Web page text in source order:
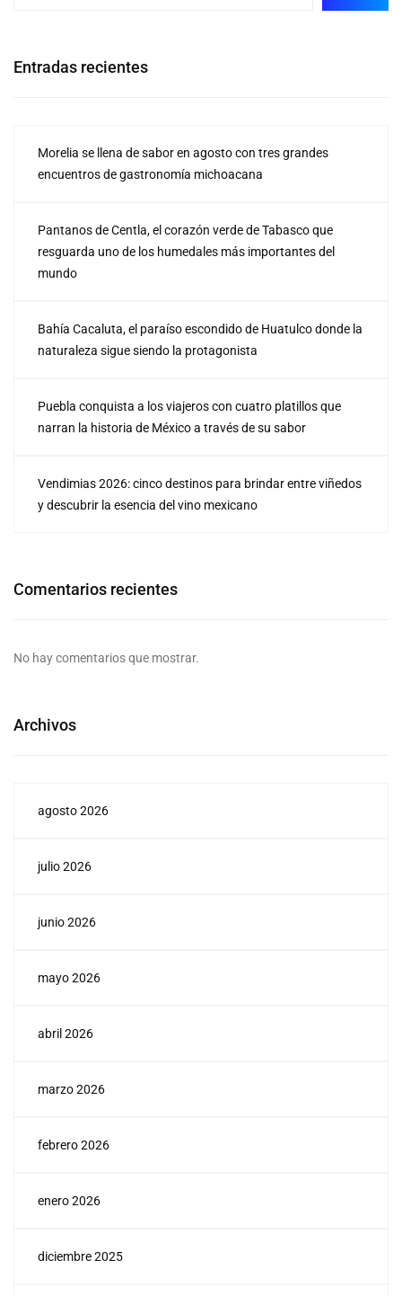
Entradas recientes
Morelia se llena de sabor en agosto con tres grandes
encuentros de gastronomía michoacana
Pantanos de Centla, el corazón verde de Tabasco que
resguarda uno de los humedales más importantes del
mundo
Bahía Cacaluta, el paraíso escondido de Huatulco donde la
naturaleza sigue siendo la protagonista
Puebla conquista a los viajeros con cuatro platillos que
narran la historia de México a través de su sabor
Vendimias 2026: cinco destinos para brindar entre viñedos
y descubrir la esencia del vino mexicano
Comentarios recientes
No hay comentarios que mostrar.
Archivos
agosto 2026
julio 2026
junio 2026
mayo 2026
abril 2026
marzo 2026
febrero 2026
enero 2026
diciembre 2025